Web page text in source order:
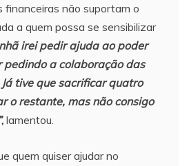
financeiras não suportam o
a quem possa se sensibilizar
irei pedir ajuda ao poder
pedindo a colaboração das
tive que sacrificar quatro
o restante, mas não consigo
, lamentou.
quem quiser ajudar no